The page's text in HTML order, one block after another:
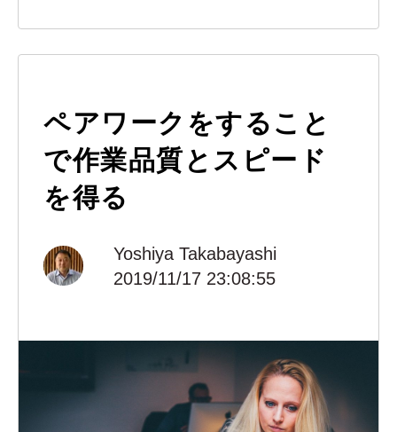
ペアワークをすること
で作業品質とスピード
を得る
Yoshiya Takabayashi
2019/11/17 23:08:55